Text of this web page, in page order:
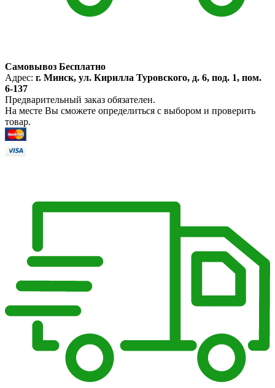
Самовывоз Бесплатно
Адрес: г. Минск, ул. Кирилла Туровского, д. 6, под. 1, пом.
6-137
Предварительный заказ обязателен.
На месте Вы сможете определиться с выбором и проверить
товар.